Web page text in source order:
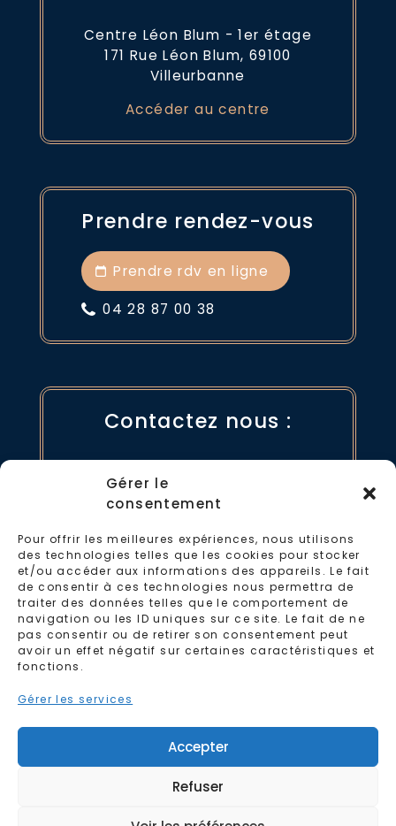
Gérer le
consentement
Pour offrir les meilleures expériences, nous utilisons
des technologies telles que les cookies pour stocker
et/ou accéder aux informations des appareils. Le fait
de consentir à ces technologies nous permettra de
traiter des données telles que le comportement de
navigation ou les ID uniques sur ce site. Le fait de ne
pas consentir ou de retirer son consentement peut
avoir un effet négatif sur certaines caractéristiques et
fonctions.
Gérer les services
Accepter
Refuser
Centre Léon Blum - 1er étage
171 Rue Léon Blum, 69100
Villeurbanne
Accéder au centre
Prendre rendez-vous
Prendre rdv en ligne
04 28 87 00 38
Contactez nous :
04 28 87 00 38
Politique de cookies
Réalisation :Ascomedia